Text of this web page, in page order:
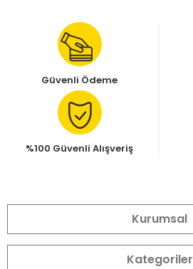
Güvenli Ödeme
%100 Güvenli Alışveriş
Kurumsal
Kategoriler